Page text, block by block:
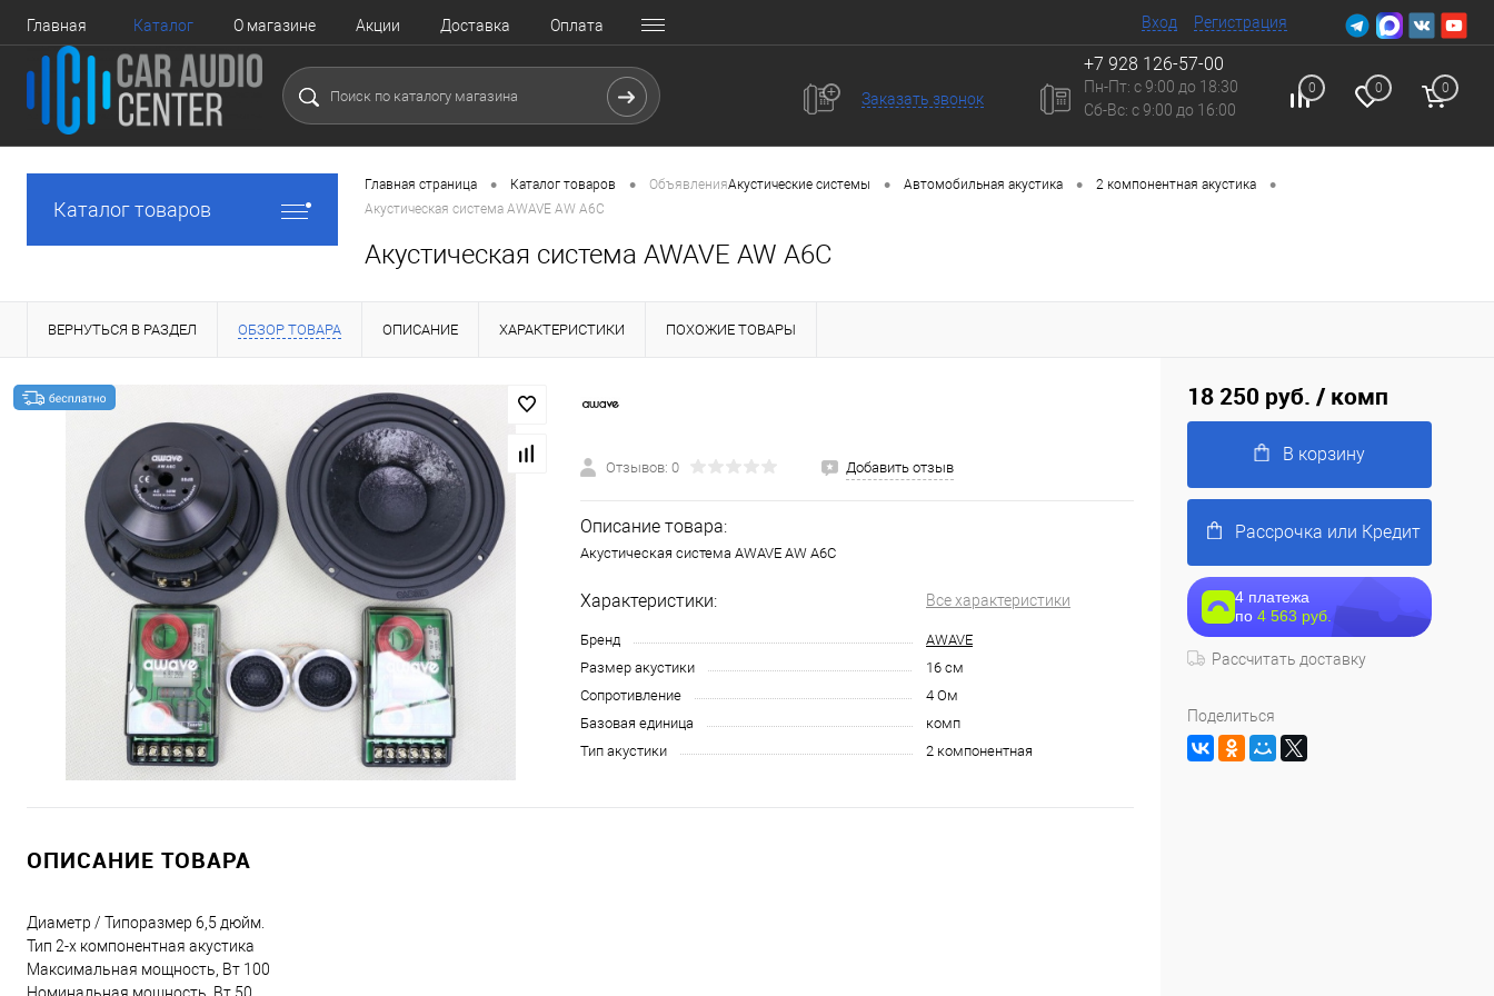
Главная Каталог О магазине Акции Доставка Оплата Вход Регистрация
Заказать звонок
+7 928 126-57-00
Пн-Пт: с 9:00 до 18:30
Сб-Вc: с 9:00 до 16:00
0 0 0
Каталог товаров
Главная страница • Каталог товаров • ОбъявленияАкустические системы • Автомобильная акустика • 2 компонентная акустика •
Акустическая система AWAVE AW A6C
Акустическая система AWAVE AW A6C
ВЕРНУТЬСЯ В РАЗДЕЛ ОБЗОР ТОВАРА ОПИСАНИЕ ХАРАКТЕРИСТИКИ ПОХОЖИЕ ТОВАРЫ
Отзывов: 0 Добавить отзыв
Описание товара:
Акустическая система AWAVE AW A6C
Характеристики: Все характеристики
Бренд
AWAVE
Размер акустики
16 см
Сопротивление
4 Ом
Базовая единица
комп
Тип акустики
2 компонентная
ОПИСАНИЕ ТОВАРА
Диаметр / Типоразмер 6,5 дюйм.
Тип 2-х компонентная акустика
Максимальная мощность, Вт 100
18 250 руб. / комп
В корзину
Рассрочка или Кредит
4 платежа
по 4 563 руб.
Рассчитать доставку
Поделиться